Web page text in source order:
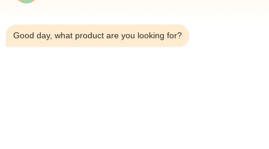
Good day, what product are you looking for?